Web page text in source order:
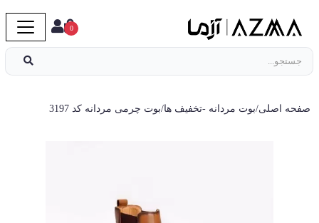
0
صفحه اصلی/بوت مردانه -تخفیف ها/بوت چرمی مردانه کد 3197